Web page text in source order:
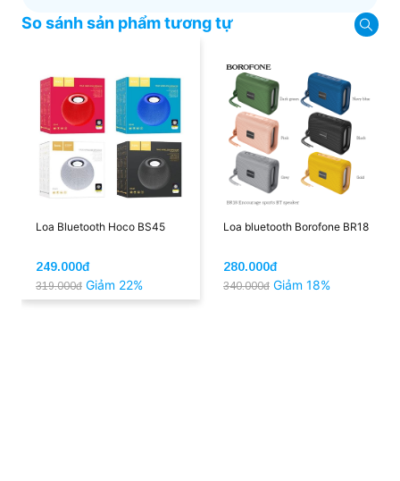
dễ dàng và nhanh chóng nhất. Cùng xem ngay
So sánh sản phẩm tương tự
Loa Bluetooth Hoco BS45
249.000đ
319.000đ Giảm 22%
Loa bluetooth Borofone BR18
280.000đ
340.000đ Giảm 18%